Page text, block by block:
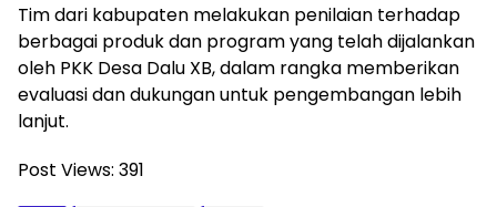
Tim dari kabupaten melakukan penilaian terhadap
berbagai produk dan program yang telah dijalankan
oleh PKK Desa Dalu XB, dalam rangka memberikan
evaluasi dan dukungan untuk pengembangan lebih
lanjut.
Post Views: 391